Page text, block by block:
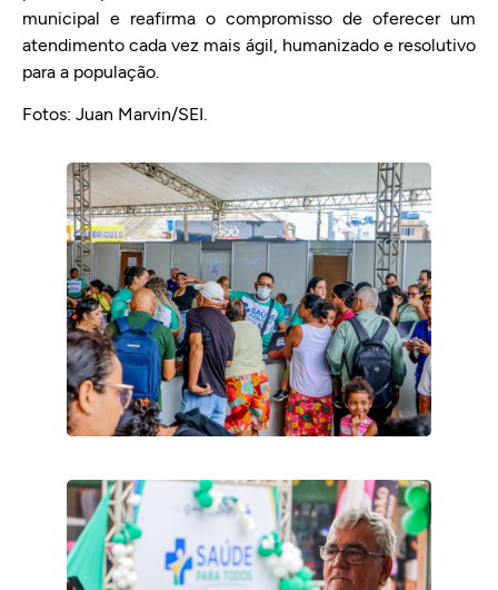
municipal e reafirma o compromisso de oferecer um
atendimento cada vez mais ágil, humanizado e resolutivo
para a população.
Fotos: Juan Marvin/SEI.